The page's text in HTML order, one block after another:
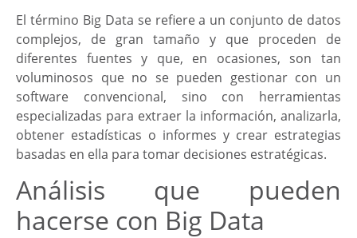
El término Big Data se refiere a un conjunto de datos
complejos, de gran tamaño y que proceden de
diferentes fuentes y que, en ocasiones, son tan
voluminosos que no se pueden gestionar con un
software convencional, sino con herramientas
especializadas para extraer la información, analizarla,
obtener estadísticas o informes y crear estrategias
basadas en ella para tomar decisiones estratégicas.
Análisis que pueden
hacerse con Big Data